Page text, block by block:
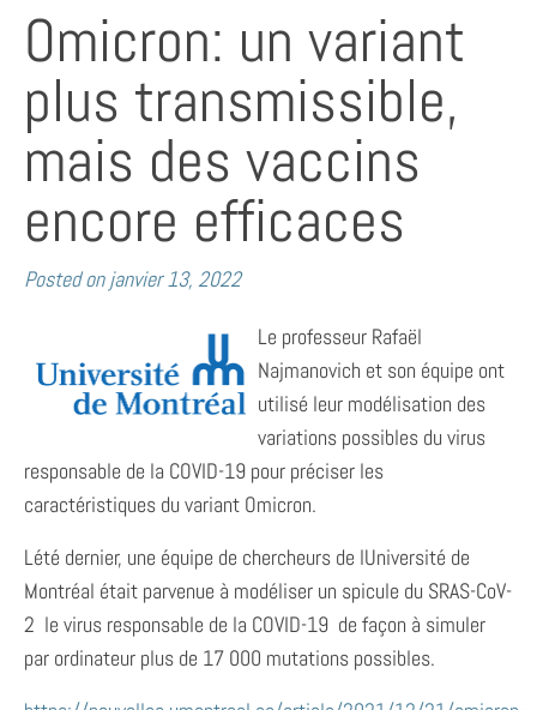
Omicron: un variant
plus transmissible,
mais des vaccins
encore efficaces
Posted on janvier 13, 2022
Le professeur Rafaël
Najmanovich et son équipe ont
utilisé leur modélisation des
variations possibles du virus
responsable de la COVID-19 pour préciser les
caractéristiques du variant Omicron.
Lété dernier, une équipe de chercheurs de lUniversité de
Montréal était parvenue à modéliser un spicule du SRAS-CoV-
2  le virus responsable de la COVID-19  de façon à simuler
par ordinateur plus de 17 000 mutations possibles.